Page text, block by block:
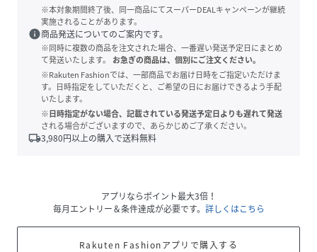
※本対象期間終了後、同一商品にてスーパーDEALキャンペーンが継続
実施されることがあります。
info商品発送についてのご案内です。
※同時に複数の商品を注文された場合、一番遅い発送予定日にまとめ
て発送いたします。
お急ぎの商品は、個別にご注文ください。
※Rakuten Fashionでは、一部商品でお届け日時をご指定いただけま
す。日時指定をしていただくと、ご希望の日にお届けできるよう手配
いたします。
※日時指定がない場合、記載されている発送予定日よりも遅れて発送
される場合がございますので、あらかじめご了承ください。
local_shipping3,980円以上の購入で送料無料
アプリならポイント最大3倍！
毎月エントリー＆条件達成が必要です。 詳しくはこちら
Rakuten Fashionアプリで購入する